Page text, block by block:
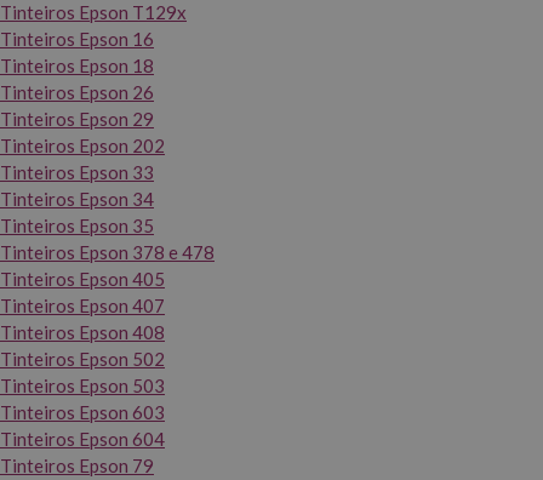
Tinteiros Epson T129x
Tinteiros Epson 16
Tinteiros Epson 18
Tinteiros Epson 26
Tinteiros Epson 29
Tinteiros Epson 202
Tinteiros Epson 33
Tinteiros Epson 34
Tinteiros Epson 35
Tinteiros Epson 378 e 478
Tinteiros Epson 405
Tinteiros Epson 407
Tinteiros Epson 408
Tinteiros Epson 502
Tinteiros Epson 503
Tinteiros Epson 603
Tinteiros Epson 604
Tinteiros Epson 79